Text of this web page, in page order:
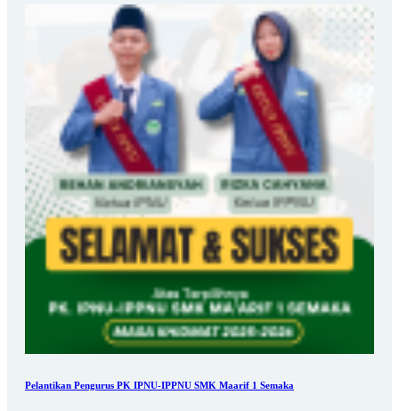
Pelantikan Pengurus PK IPNU-IPPNU SMK Maarif 1 Semaka